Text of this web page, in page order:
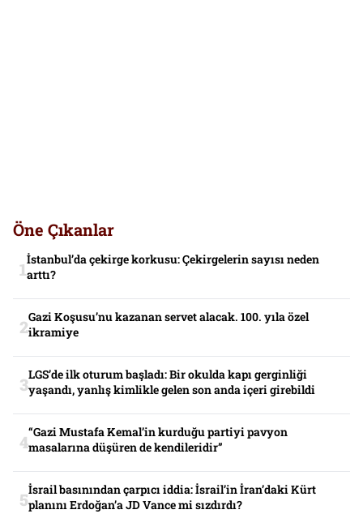
Öne Çıkanlar
İstanbul’da çekirge korkusu: Çekirgelerin sayısı neden
arttı?
Gazi Koşusu’nu kazanan servet alacak. 100. yıla özel
ikramiye
LGS’de ilk oturum başladı: Bir okulda kapı gerginliği
yaşandı, yanlış kimlikle gelen son anda içeri girebildi
“Gazi Mustafa Kemal’in kurduğu partiyi pavyon
masalarına düşüren de kendileridir”
İsrail basınından çarpıcı iddia: İsrail’in İran’daki Kürt
planını Erdoğan’a JD Vance mi sızdırdı?